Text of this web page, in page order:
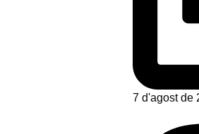
7 d'agost de